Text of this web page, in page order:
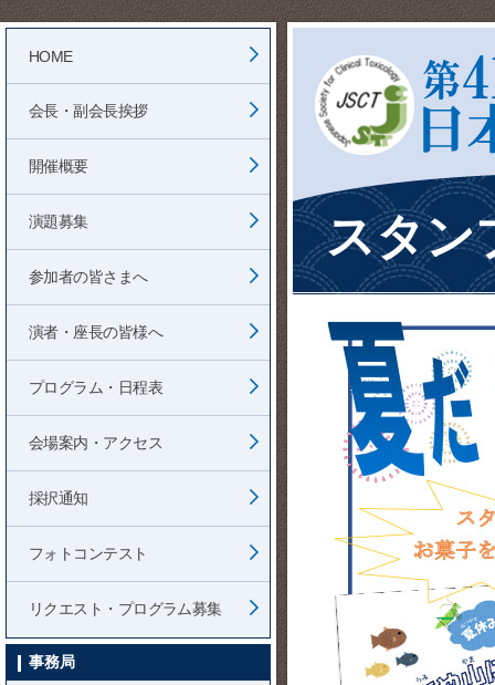
スタン
HOME
会長・副会長挨拶
開催概要
演題募集
参加者の皆さまへ
演者・座長の皆様へ
プログラム・日程表
会場案内・アクセス
採択通知
フォトコンテスト
リクエスト・プログラム募集
事務局